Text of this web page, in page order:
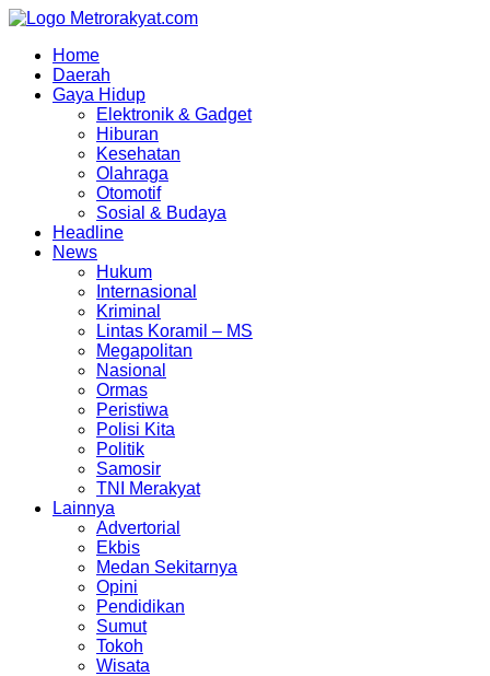
Skip
contentHome
Daerah
Gaya Hidup
Elektronik & Gadget
Hiburan
Kesehatan
Olahraga
Otomotif
Sosial & Budaya
Headline
News
Hukum
Internasional
Kriminal
Lintas Koramil – MS
Megapolitan
Nasional
Ormas
Peristiwa
Polisi Kita
Politik
Samosir
TNI Merakyat
Lainnya
Advertorial
Ekbis
Medan Sekitarnya
Opini
Pendidikan
Sumut
Tokoh
Wisata